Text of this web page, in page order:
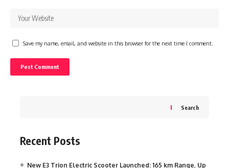
Save my name, email, and website in this browser for the next time I comment.
Search
Recent Posts
New E3 Trion Electric Scooter Launched: 165 km Range, Up